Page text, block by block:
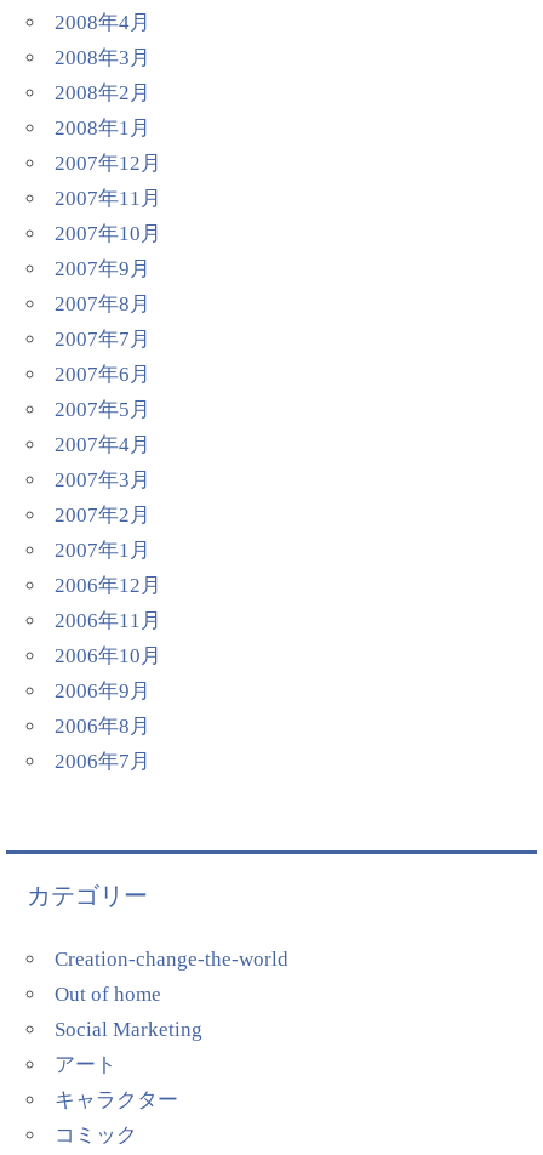
2008年4月
2008年3月
2008年2月
2008年1月
2007年12月
2007年11月
2007年10月
2007年9月
2007年8月
2007年7月
2007年6月
2007年5月
2007年4月
2007年3月
2007年2月
2007年1月
2006年12月
2006年11月
2006年10月
2006年9月
2006年8月
2006年7月
カテゴリー
Creation-change-the-world
Out of home
Social Marketing
アート
キャラクター
コミック